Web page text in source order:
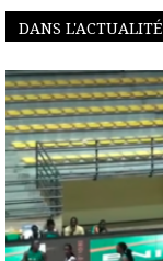
DANS L'ACTUALITÉ